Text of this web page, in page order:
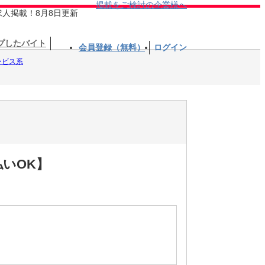
人掲載！8月8日更新
掲載をご検討の企業様へ
したバイト 会員登録（無料） ログイン
ビス系
OK】